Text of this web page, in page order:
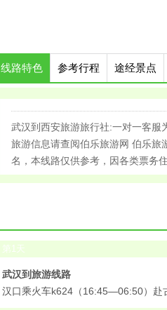
线路特色 参考行程 途经景点
武汉到西安旅游旅行社:一对一客服
旅游信息请查阅伯乐旅游网 伯乐
名，本线路仅供参考，因各类票务
第1天
武汉到旅游线路
汉口乘火车k624（16:45—06:50）赴